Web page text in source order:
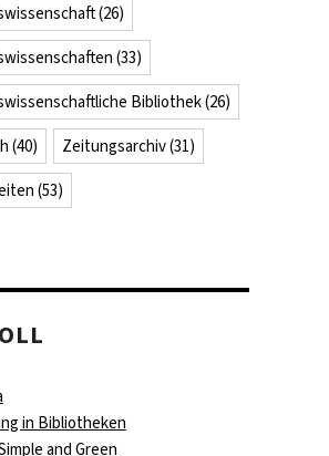
(26)
(33)
Bibliothek(26)
(40) Zeitungsarchiv(31)
(53)
in Bibliotheken
and Green